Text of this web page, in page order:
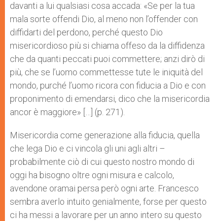
davanti a lui qualsiasi cosa accada: «Se per la tua
mala sorte offendi Dio, al meno non l’offender con
diffidarti del perdono, perché questo Dio
misericordioso più si chiama offeso da la diffidenza
che da quanti peccati puoi commettere; anzi dirò di
più, che se l’uomo commettesse tute le iniquità del
mondo, purché l’uomo ricora con fiducia a Dio e con
proponimento di emendarsi, dico che la misericordia
ancor è maggiore» […] (p. 271).
Misericordia come generazione alla fiducia, quella
che lega Dio e ci vincola gli uni agli altri –
probabilmente ciò di cui questo nostro mondo di
oggi ha bisogno oltre ogni misura e calcolo,
avendone oramai persa però ogni arte. Francesco
sembra averlo intuito genialmente, forse per questo
ci ha messi a lavorare per un anno intero su questo